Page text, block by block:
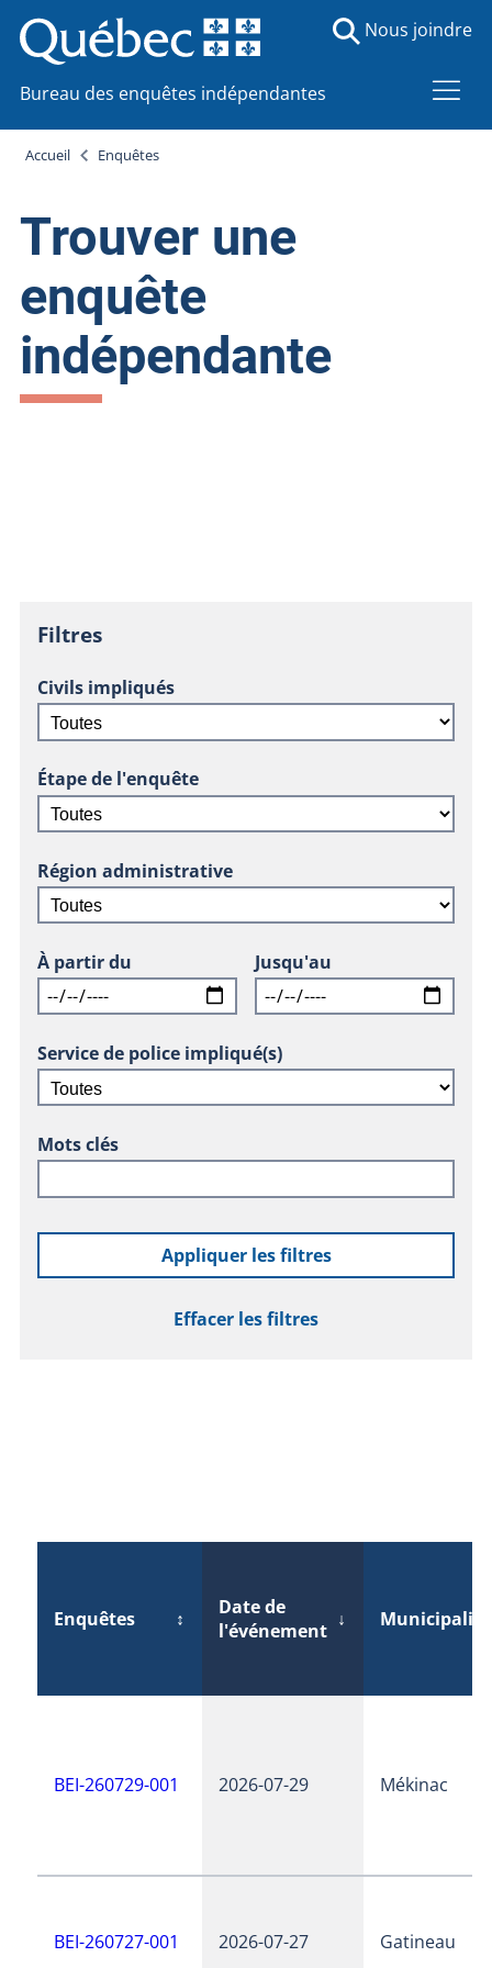
Bureau des enquêtes indépendantes
Nous joindre
Accueil Enquêtes
Trouver une
enquête
indépendante
Filtres
Civils impliqués
Étape de l'enquête
Région administrative
À partir du Jusqu'au
Service de police impliqué(s)
Mots clés
Appliquer les filtres
Effacer les filtres
Enquêtes ↕
Date de
l'événement ↓ Municipalité
BEI-260729-001 2026-07-29 Mékinac
BEI-260727-001 2026-07-27 Gatineau